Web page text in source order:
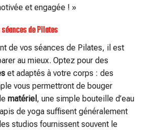
et engagée ! »
de Pilates
de vos séances de Pilates, il est
au mieux. Optez pour des
et adaptés à votre corps : des
vous permettront de bouger
matériel , une simple bouteille d’eau
de yoga suffisent généralement
studios fournissent souvent le